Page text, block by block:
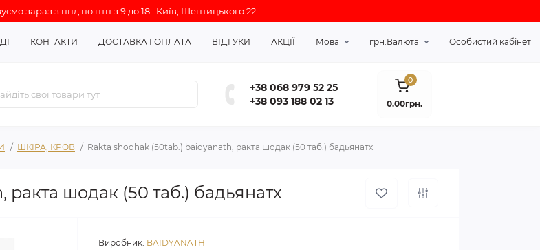
зараз з пнд по птн з 9 до 18. Київ, Шептицького 22
КОНТАКТИ ДОСТАВКА І ОПЛАТА ВІДГУКИ АКЦІЇ Мова грн.Валюта Особистий кабінет
+38 068 979 52 25
+38 093 188 02 13
0
0.00грн.
ШКІРА, КРОВ Rakta shodhak (50tab.) baidyanath, ракта шодак (50 таб.) бадьянатх
шодак (50 таб.) бадьянатх
Виробник: BAIDYANATH